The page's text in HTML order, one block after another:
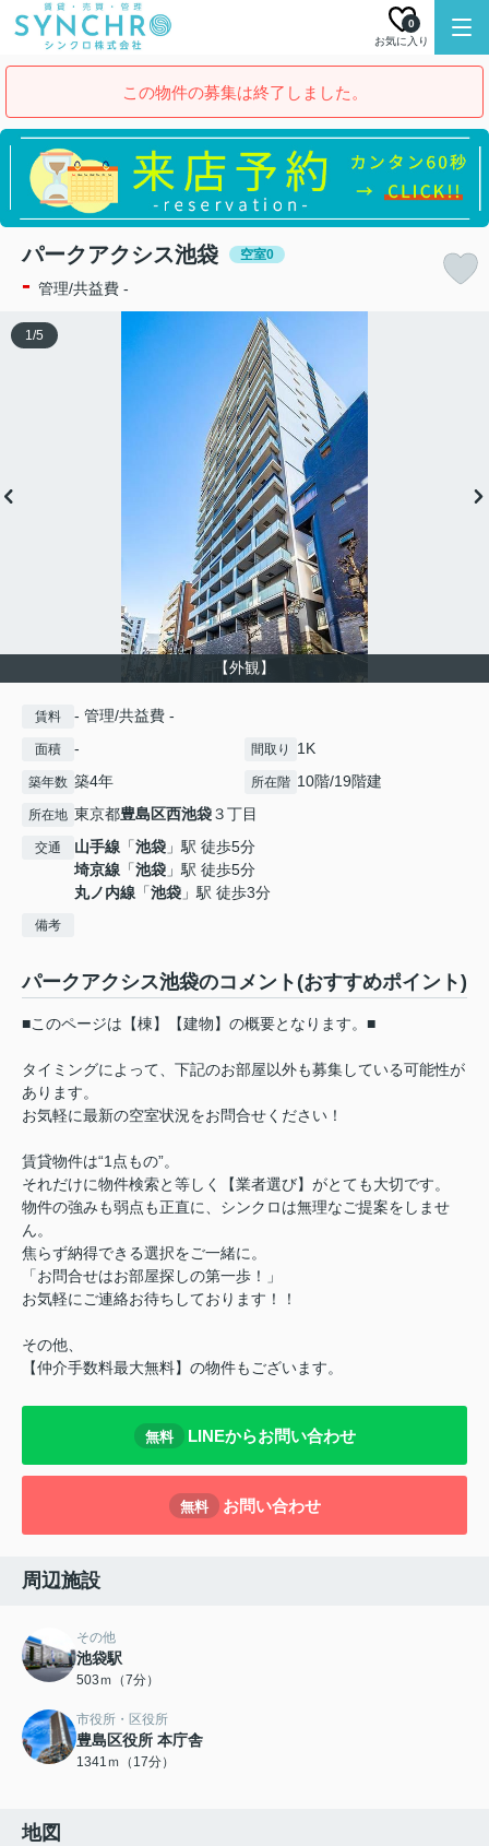
お気に入り
0
この物件の募集は終了しました。
パークアクシス池袋 空室0
- 管理/共益費 -
【外観】
1 /5
賃料 - 管理/共益費 -
面積 - 間取り 1K
築年数 築4年 所在階 10階/19階建
所在地 東京都豊島区西池袋３丁目
交通 山手線 「池袋 」駅 徒歩5分
埼京線 「池袋 」駅 徒歩5分
丸ノ内線 「池袋 」駅 徒歩3分
備考
パークアクシス池袋のコメント(おすすめポイント)
■このページは【棟】【建物】の概要となります。■
タイミングによって、下記のお部屋以外も募集している可能性が
あります。
お気軽に最新の空室状況をお問合せください！
賃貸物件は“1点もの”。
それだけに物件検索と等しく【業者選び】がとても大切です。
物件の強みも弱点も正直に、シンクロは無理なご提案をしませ
ん。
焦らず納得できる選択をご一緒に。
「お問合せはお部屋探しの第一歩！」
お気軽にご連絡お待ちしております！！
その他、
【仲介手数料最大無料】の物件もございます。
無料 LINEからお問い合わせ
無料 お問い合わせ
周辺施設
その他
池袋駅
503ｍ（7分）
市役所・区役所
豊島区役所 本庁舎
1341ｍ（17分）
地図